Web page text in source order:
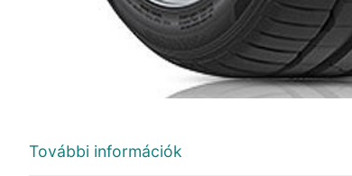
További információk